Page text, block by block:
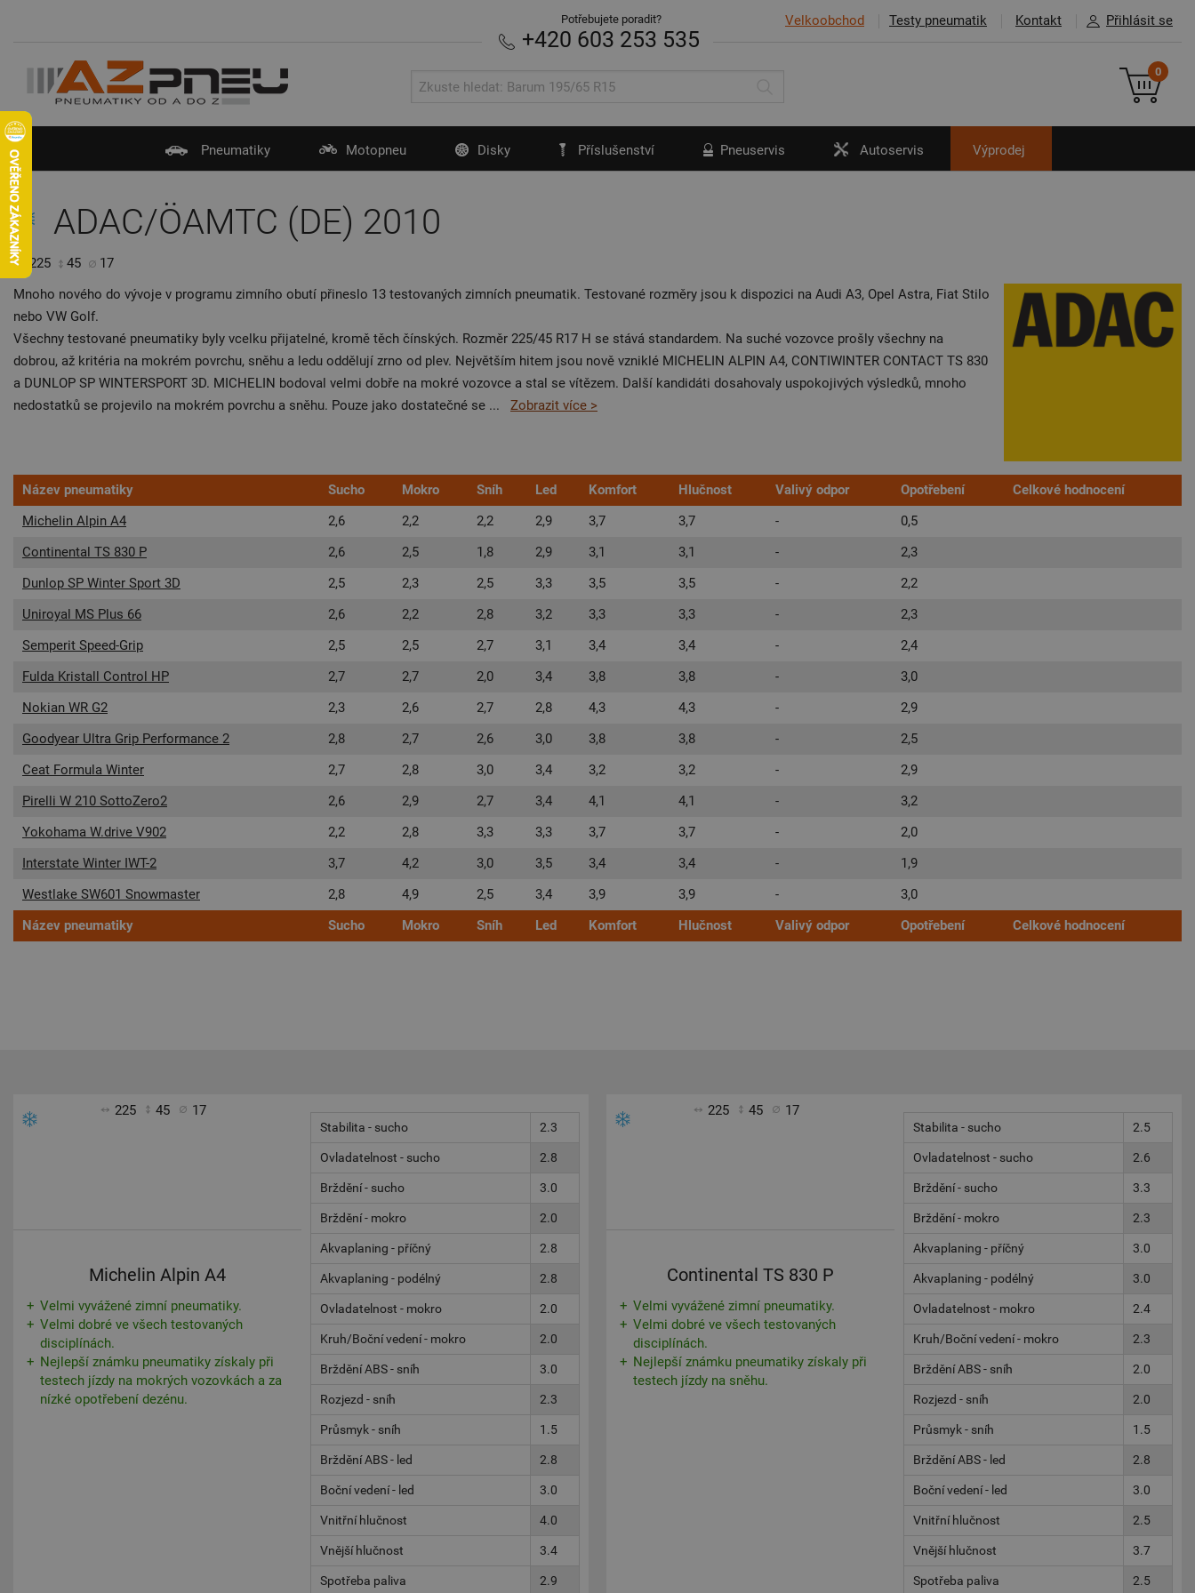
Velkoobchod Testy pneumatik Kontakt Přihlásit se
Potřebujete poradit?
+420 603 253 535
0
Pneumatiky Motopneu Disky Příslušenství Pneuservis Autoservis Výprodej
ADAC/ÖAMTC (DE) 2010
225 45
17
Mnoho nového do vývoje v programu zimního obutí přineslo 13 testovaných zimních pneumatik. Testované rozměry jsou k dispozici na Audi A3, Opel Astra, Fiat Stilo
nebo VW Golf.
Všechny testované pneumatiky byly vcelku přijatelné, kromě těch čínských. Rozměr 225/45 R17 H se stává standardem. Na suché vozovce prošly všechny na
dobrou, až kritéria na mokrém povrchu, sněhu a ledu oddělují zrno od plev. Největším hitem jsou nově vzniklé MICHELIN ALPIN A4, CONTIWINTER CONTACT TS 830
a DUNLOP SP WINTERSPORT 3D. MICHELIN bodoval velmi dobře na mokré vozovce a stal se vítězem. Další kandidáti dosahovaly uspokojivých výsledků, mnoho
nedostatků se projevilo na mokrém povrchu a sněhu. Pouze jako dostatečné se ... Zobrazit více >
Název pneumatiky Sucho Mokro Sníh Led Komfort Hlučnost Valivý odpor Opotřebení
Celkové hodnocení
Michelin Alpin A4
2,6 2,2 2,2 2,9 3,7 3,7 -
0,5
Continental TS 830 P
2,6 2,5 1,8 2,9 3,1 3,1 -
2,3
Dunlop SP Winter Sport 3D
2,5 2,3 2,5 3,3 3,5 3,5 -
2,2
Uniroyal MS Plus 66
2,6 2,2 2,8 3,2 3,3 3,3 -
2,3
Semperit Speed-Grip
2,5 2,5 2,7 3,1 3,4 3,4 -
2,4
Fulda Kristall Control HP
2,7 2,7 2,0 3,4 3,8 3,8 -
3,0
Nokian WR G2
2,3 2,6 2,7 2,8 4,3 4,3 -
2,9
Goodyear Ultra Grip Performance 2
2,8 2,7 2,6 3,0 3,8 3,8 -
2,5
Ceat Formula Winter
2,7 2,8 3,0 3,4 3,2 3,2 -
2,9
Pirelli W 210 SottoZero2
2,6 2,9 2,7 3,4 4,1 4,1 -
3,2
Yokohama W.drive V902
2,2 2,8 3,3 3,3 3,7 3,7 -
2,0
Interstate Winter IWT-2
3,7 4,2 3,0 3,5 3,4 3,4 -
1,9
Westlake SW601 Snowmaster
2,8 4,9 2,5 3,4 3,9 3,9 -
3,0
Název pneumatiky
Sucho Mokro Sníh Led Komfort Hlučnost Valivý odpor Opotřebení Celkové hodnocení
225 45 17
Michelin Alpin A4
Velmi vyvážené zimní pneumatiky.
Velmi dobré ve všech testovaných
disciplínách.
Nejlepší známku pneumatiky získaly při
testech jízdy na mokrých vozovkách a za
nízké opotřebení dezénu.
Stabilita - sucho 2.3
Ovladatelnost - sucho 2.8
Brždění - sucho 3.0
Brždění - mokro 2.0
Akvaplaning - příčný 2.8
Akvaplaning - podélný 2.8
Ovladatelnost - mokro 2.0
Kruh/Boční vedení - mokro 2.0
Brždění ABS - sníh 3.0
Rozjezd - sníh 2.3
Průsmyk - sníh 1.5
Brždění ABS - led 2.8
Boční vedení - led 3.0
Vnitřní hlučnost 4.0
Vnější hlučnost 3.4
Spotřeba paliva 2.9
225 45 17
Continental TS 830 P
Velmi vyvážené zimní pneumatiky.
Velmi dobré ve všech testovaných
disciplínách.
Nejlepší známku pneumatiky získaly při
testech jízdy na sněhu.
Stabilita - sucho 2.5
Ovladatelnost - sucho 2.6
Brždění - sucho 3.3
Brždění - mokro 2.3
Akvaplaning - příčný 3.0
Akvaplaning - podélný 3.0
Ovladatelnost - mokro 2.4
Kruh/Boční vedení - mokro 2.3
Brždění ABS - sníh 2.0
Rozjezd - sníh 2.0
Průsmyk - sníh 1.5
Brždění ABS - led 2.8
Boční vedení - led 3.0
Vnitřní hlučnost 2.5
Vnější hlučnost 3.7
Spotřeba paliva 2.5